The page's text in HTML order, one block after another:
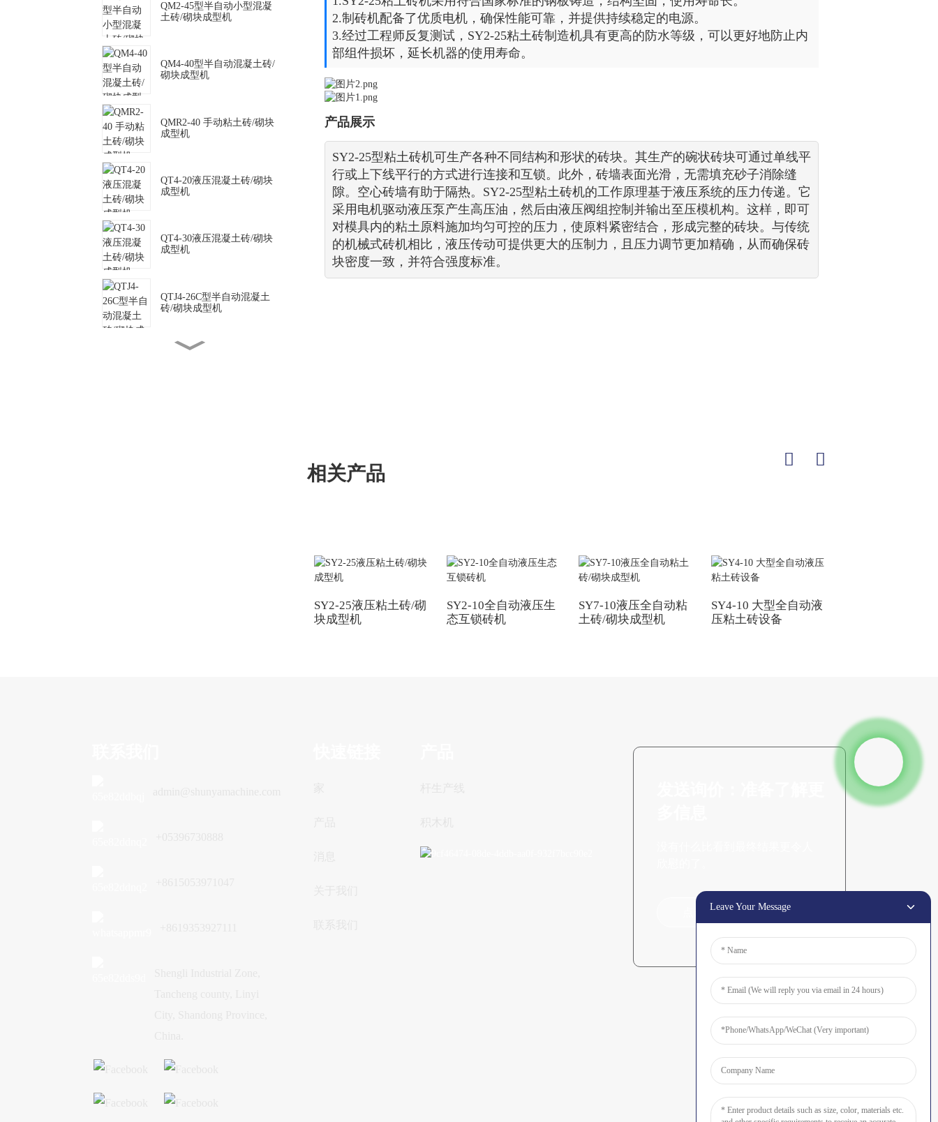
QM2-45型半自动小型混凝
土砖/砌块成型机
QM4-40型半自动混凝土砖/
砌块成型机
QMR2-40 手动粘土砖/砌块
成型机
QT4-20液压混凝土砖/砌块
成型机
QT4-30液压混凝土砖/砌块
成型机
QTJ4-26C型半自动混凝土
砖/砌块成型机
2.制砖机配备了优质电机，确保性能可靠，并提供持续稳定的电源。
3.经过工程师反复测试，SY2-25粘土砖制造机具有更高的防水等级，可以更好地防止内
部组件损坏，延长机器的使用寿命。
产品展示
SY2-25型粘土砖机可生产各种不同结构和形状的砖块。其生产的碗状砖块可通过单线平
行或上下线平行的方式进行连接和互锁。此外，砖墙表面光滑，无需填充砂子消除缝
隙。空心砖墙有助于隔热。SY2-25型粘土砖机的工作原理基于液压系统的压力传递。它
采用电机驱动液压泵产生高压油，然后由液压阀组控制并输出至压模机构。这样，即可
对模具内的粘土原料施加均匀可控的压力，使原料紧密结合，形成完整的砖块。与传统
的机械式砖机相比，液压传动可提供更大的压制力，且压力调节更加精确，从而确保砖
块密度一致，并符合强度标准。
相关产品
SY2-25液压粘土砖/砌
块成型机
SY2-10全自动液压生
态互锁砖机
SY7-10液压全自动粘
土砖/砌块成型机
SY4-10 大型全自动液
压粘土砖设备
点击咨询Leave Your Message